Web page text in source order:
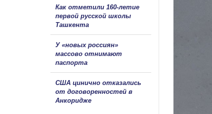
Как отметили 160-летие
первой русской школы
Ташкента
У «новых россиян»
массово отнимают
паспорта
США цинично отказались
от договоренностей в
Анкоридже